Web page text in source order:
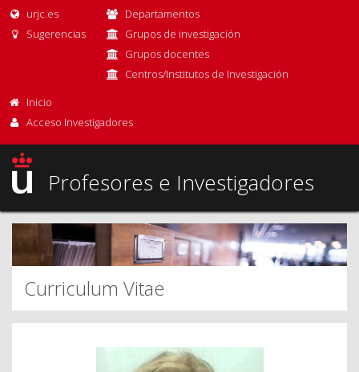
urjc.es
Sugerencias
Departamentos
Grupos de investigación
Grupos docentes
Centros/Institutos de Investigación
Inicio
Acceso Investigadores
Profesores e Investigadores
Curriculum Vitae